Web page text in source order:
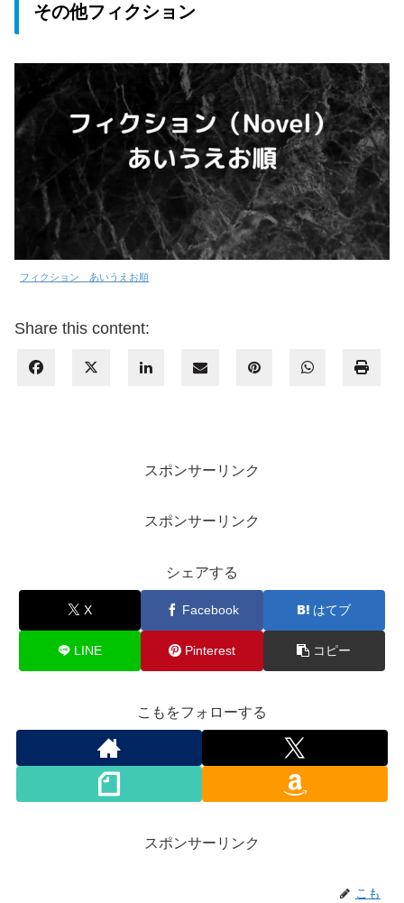
その他フィクション
フィクション あいうえお順
Share this content:
スポンサーリンク
スポンサーリンク
シェアする
X Facebook はてブ
LINE Pinterest コピー
こもをフォローする
スポンサーリンク
こも